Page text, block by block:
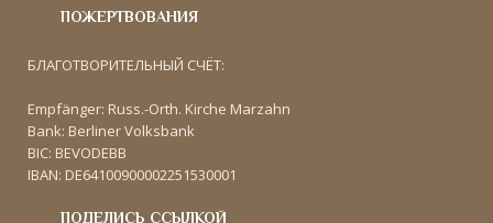
ПОЖЕРТВОВАНИЯ
БЛАГОТВОРИТЕЛЬНЫЙ СЧЁТ:
Empfänger: Russ.-Orth. Kirche Marzahn
Bank: Berliner Volksbank
BIC: BEVODEBB
IBAN: DE64100900002251530001
ПОДЕЛИСЬ ССЫЛКОЙ